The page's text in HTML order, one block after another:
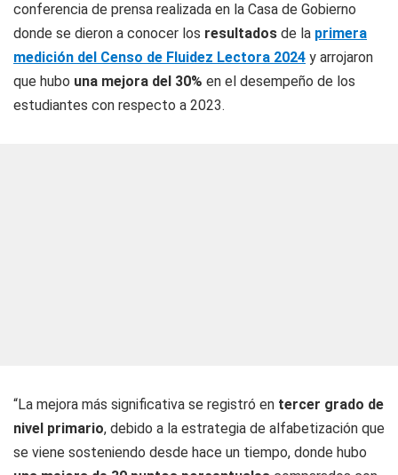
conferencia de prensa realizada en la Casa de Gobierno
donde se dieron a conocer los resultados de la primera
medición del Censo de Fluidez Lectora 2024 y arrojaron
que hubo una mejora del 30% en el desempeño de los
estudiantes con respecto a 2023.
“La mejora más significativa se registró en tercer grado de
nivel primario, debido a la estrategia de alfabetización que
se viene sosteniendo desde hace un tiempo, donde hubo